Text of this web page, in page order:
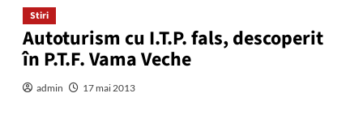
Stiri
Autoturism cu I.T.P. fals, descoperit
în P.T.F. Vama Veche
admin 17 mai 2013